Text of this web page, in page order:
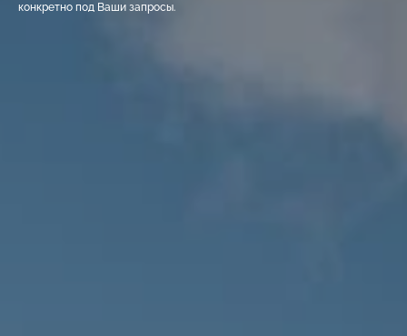
конкретно под Ваши запросы.